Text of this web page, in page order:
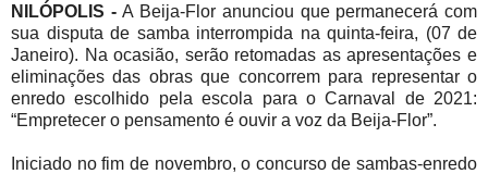
NILÓPOLIS -A Beija-Flor anunciou que permanecerá com
sua disputa de samba interrompida na quinta-feira, (07 de
Janeiro). Na ocasião, serão retomadas as apresentações e
eliminações das obras que concorrem para representar o
enredo escolhido pela escola para o Carnaval de 2021:
“Empretecer o pensamento é ouvir a voz da Beija-Flor”.
Iniciado no fim de novembro, o concurso de sambas-enredo